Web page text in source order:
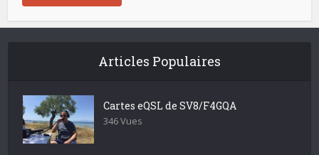
Articles Populaires
Cartes eQSL de SV8/F4GQA
346 Vues